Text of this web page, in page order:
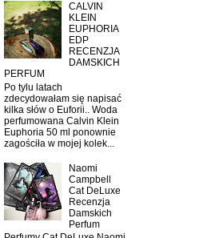
CALVIN
KLEIN
EUPHORIA
EDP
RECENZJA
DAMSKICH
PERFUM
Po tylu latach
zdecydowałam się napisać
kilka słów o Euforii.. Woda
perfumowana Calvin Klein
Euphoria 50 ml ponownie
zagościła w mojej kolek...
Naomi
Campbell
Cat DeLuxe
Recenzja
Damskich
Perfum